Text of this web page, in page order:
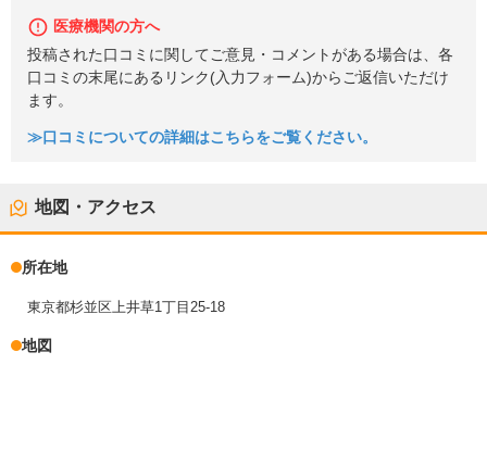
医療機関の方へ
投稿された口コミに関してご意見・コメントがある場合は、各
口コミの末尾にあるリンク(入力フォーム)からご返信いただけ
ます。
≫口コミについての詳細はこちらをご覧ください。
地図・アクセス
所在地
東京都杉並区上井草1丁目25-18
地図